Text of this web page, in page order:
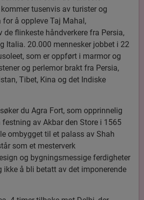
tusenvis av turister og
å oppleve Taj Mahal,
de flinkeste håndverkere fra Persia,
Italia. 20.000 mennesker jobbet i 22
som er oppført i marmor og
og perlemor brakt fra Persia,
Tibet, Kina og det Indiske
du Agra Fort, som opprinnelig
festning av Akbar den Store i 1565
ombygget til et palass av Shah
som et mesterverk
og bygningsmessige ferdigheter
ikke å bli betatt av det imponerende